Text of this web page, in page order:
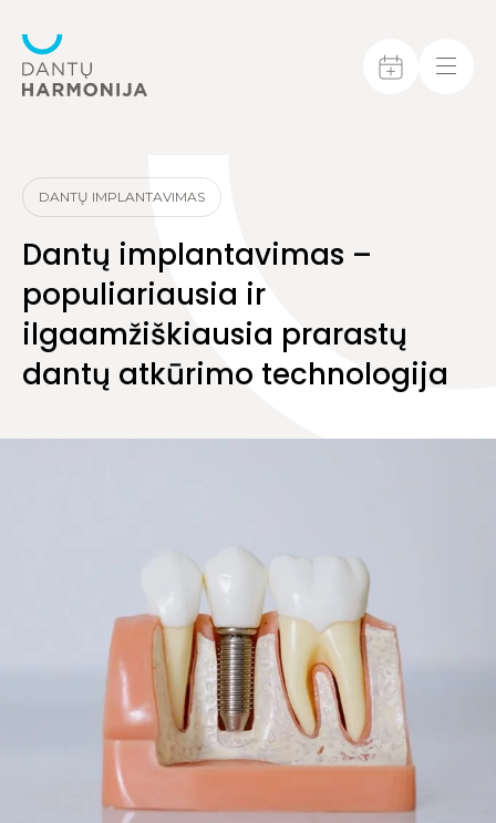
DANTŲ IMPLANTAVIMAS
Dantų implantavimas –
populiariausia ir
ilgaamžiškiausia prarastų
dantų atkūrimo technologija